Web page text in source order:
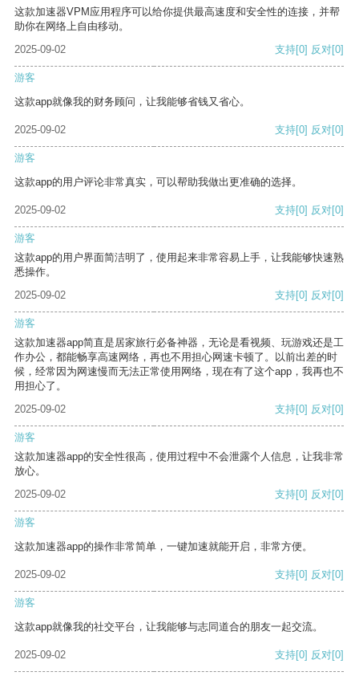
这款加速器VPM应用程序可以给你提供最高速度和安全性的连接，并帮
助你在网络上自由移动。
2025-09-02
支持[0] 反对[0]
游客
这款app就像我的财务顾问，让我能够省钱又省心。
2025-09-02 支持[0] 反对[0]
游客
这款app的用户评论非常真实，可以帮助我做出更准确的选择。
2025-09-02 支持[0] 反对[0]
游客
这款app的用户界面简洁明了，使用起来非常容易上手，让我能够快速熟
悉操作。
2025-09-02
支持[0] 反对[0]
游客
这款加速器app简直是居家旅行必备神器，无论是看视频、玩游戏还是工
作办公，都能畅享高速网络，再也不用担心网速卡顿了。以前出差的时
候，经常因为网速慢而无法正常使用网络，现在有了这个app，我再也不
用担心了。
2025-09-02
支持[0] 反对[0]
游客
这款加速器app的安全性很高，使用过程中不会泄露个人信息，让我非常
放心。
2025-09-02
支持[0] 反对[0]
游客
这款加速器app的操作非常简单，一键加速就能开启，非常方便。
2025-09-02 支持[0] 反对[0]
游客
这款app就像我的社交平台，让我能够与志同道合的朋友一起交流。
2025-09-02 支持[0] 反对[0]